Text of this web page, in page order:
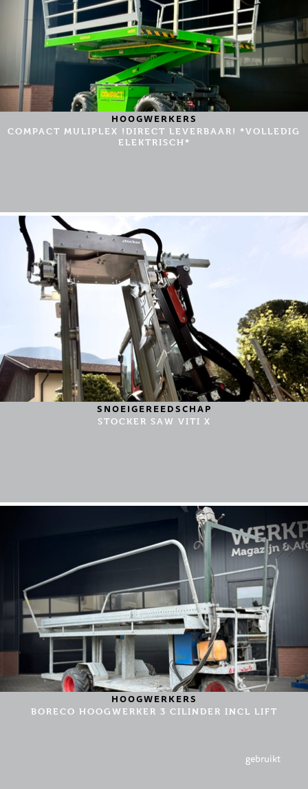
HOOGWERKERS
COMPACT MULIPLEX !DIRECT LEVERBAAR! *VOLLEDIG
ELEKTRISCH*
SNOEIGEREEDSCHAP
STOCKER SAW VITI X
HOOGWERKERS
BORECO HOOGWERKER 3 CILINDER INCL LIFT
gebruikt